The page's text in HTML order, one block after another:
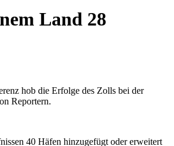
Land 28
hob die Erfolge des Zolls bei der
Reportern.
40 Häfen hinzugefügt oder erweitert